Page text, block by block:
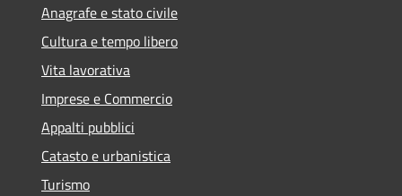
Anagrafe e stato civile
Cultura e tempo libero
Vita lavorativa
Imprese e Commercio
Appalti pubblici
Catasto e urbanistica
Turismo